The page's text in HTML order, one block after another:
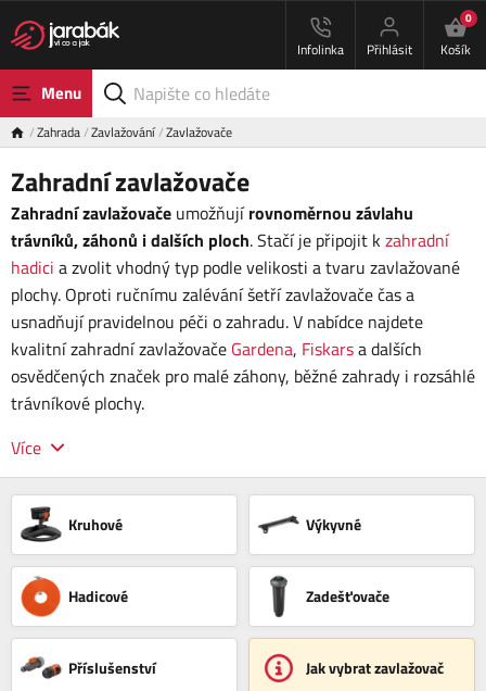
Infolinka Přihlásit
0
Košík
Menu
Zahrada Zavlažování Zavlažovače
Zahradní zavlažovače
Zahradní zavlažovače umožňujírovnoměrnou závlahu
trávníků, záhonů i dalších ploch. Stačí je připojit kzahradní
hadici a zvolit vhodný typ podle velikosti a tvaru zavlažované
plochy. Oproti ručnímu zalévání šetří zavlažovače čas a
usnadňují pravidelnou péči o zahradu. V nabídce najdete
kvalitní zahradní zavlažovače Gardena, Fiskarsa dalších
osvědčených značek pro malé záhony, běžné zahrady i rozsáhlé
trávníkové plochy.
Více
Kruhové Výkyvné
Hadicové Zadešťovače
Příslušenství Jak vybrat zavlažovač